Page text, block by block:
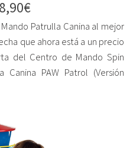
Patrulla Canina al mejor
que ahora está a un precio
del Centro de Mando Spin
PAW Patrol (Versión